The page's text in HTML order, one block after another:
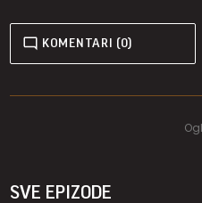
KOMENTARI (0)
SVE EPIZODE